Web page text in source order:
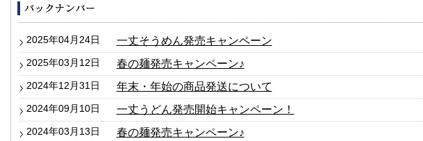
2025年04月24日 一丈そうめん発売キャンペーン
2025年03月12日 春の麺発売キャンペーン♪
2024年12月31日 年末・年始の商品発送について
2024年09月10日 一丈うどん発売開始キャンペーン！
2024年03月13日 春の麺発売キャンペーン♪